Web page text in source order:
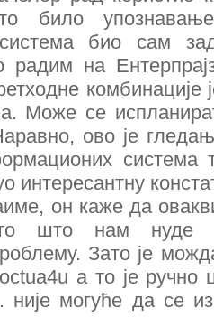
било упознавање
система био сам
радим на
комбинације
Може се
ово је
система
интересантну
он каже да
што нам
Зато је
а то је
није могуће да се